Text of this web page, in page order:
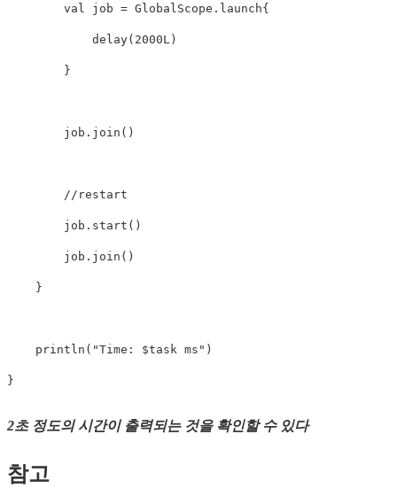
val job = GlobalScope . launch{
delay( 2000L )
}
        job
. join ( )
//restart
        job
. start ( )
        job
. join ( )
}
println ( "Time: $task ms" )
}
2초 정도의 시간이 출력되는 것을 확인할 수 있다
참고